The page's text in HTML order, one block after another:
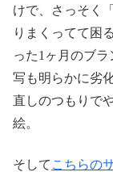
けで、さっそく
りまくってて困
った1ヶ月のブ
写も明らかに劣
直しのつもりで
絵。
そして こちらの